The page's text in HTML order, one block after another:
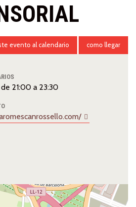
de 21:00 a 23:30
evento al calendario como llegar